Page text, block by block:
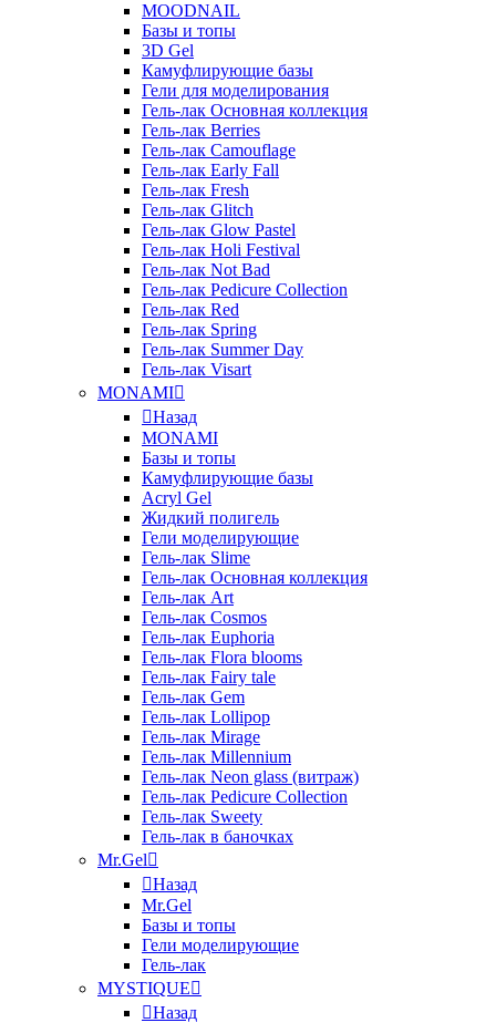
MOODNAIL
Базы и топы
3D Gel
Камуфлирующие базы
Гели для моделирования
Гель-лак Основная коллекция
Гель-лак Berries
Гель-лак Camouflage
Гель-лак Early Fall
Гель-лак Fresh
Гель-лак Glitch
Гель-лак Glow Pastel
Гель-лак Holi Festival
Гель-лак Not Bad
Гель-лак Pedicure Collection
Гель-лак Red
Гель-лак Spring
Гель-лак Summer Day
Гель-лак Visart
MONAMI
Назад
MONAMI
Базы и топы
Камуфлирующие базы
Acryl Gel
Жидкий полигель
Гели моделирующие
Гель-лак Slime
Гель-лак Основная коллекция
Гель-лак Art
Гель-лак Cosmos
Гель-лак Euphoria
Гель-лак Flora blooms
Гель-лак Fairy tale
Гель-лак Gem
Гель-лак Lollipop
Гель-лак Mirage
Гель-лак Millennium
Гель-лак Neon glass (витраж)
Гель-лак Pedicure Collection
Гель-лак Sweety
Гель-лак в баночках
Mr.Gel
Назад
Mr.Gel
Базы и топы
Гели моделирующие
Гель-лак
MYSTIQUE
Назад